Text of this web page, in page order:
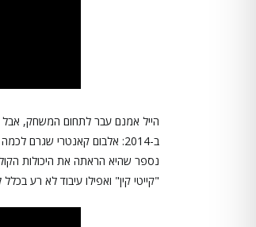
ב-2014: אלבום קאנטרי
נספר שהיא הראתה את היכולות
"קייטי קין" ואפילו עיבוד לא רע